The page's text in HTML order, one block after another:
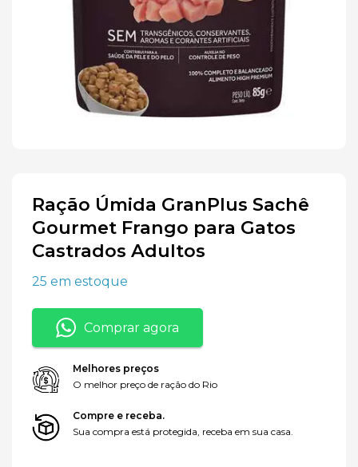
Ração Úmida GranPlus Sachê
Gourmet Frango para Gatos
Castrados Adultos
25 em estoque
Comprar agora
Melhores preços
O melhor preço de ração do Rio
Compre e receba.
Sua compra está protegida, receba em sua casa.